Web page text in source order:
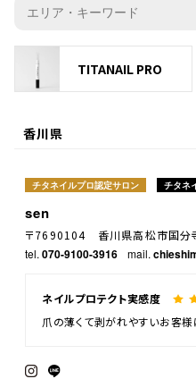
TITANAIL PRO
香川県
チタネイルプロ認定サロン チタネ
sen
〒7690104 香川県高松市国分
tel. 070-9100-3916 mail.
ネイルプロテクト実感度
爪の薄くて剥がれやすいお客